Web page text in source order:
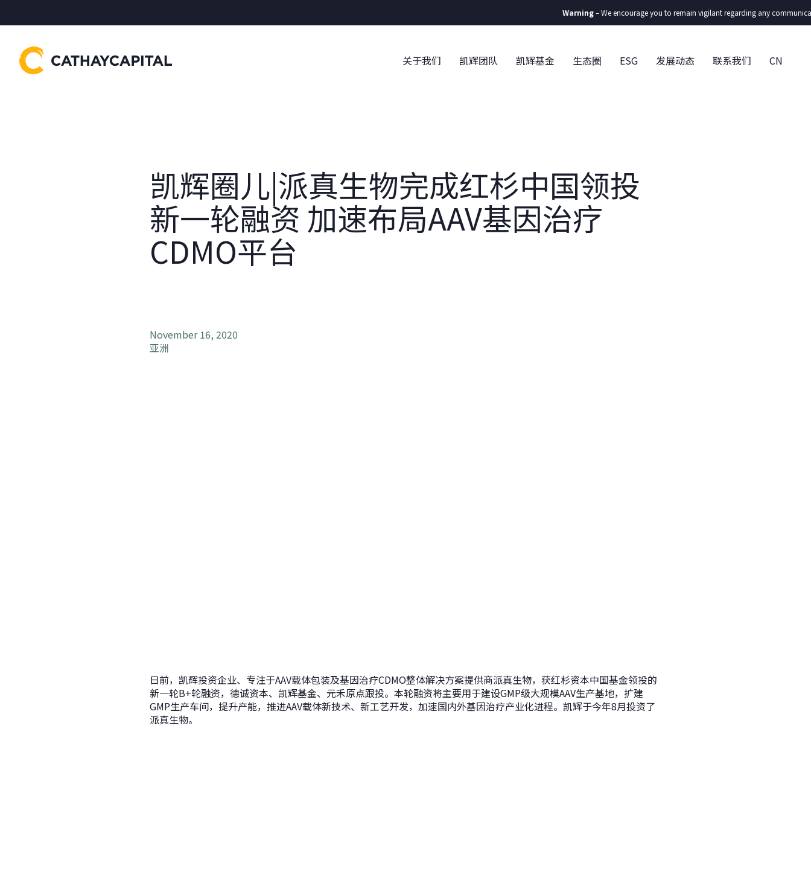
– We encourage you to remain vigilant regarding any communication you
关于我们 凯辉团队 凯辉基金 生态圈 ESG 发展动态 联系我们 CN
凯辉圈儿|派真生物完成红杉中国领投
新一轮融资 加速布局AAV基因治疗
CDMO平台
November 16, 2020
亚洲
日前，凯辉投资企业、专注于AAV载体包装及基因治疗CDMO整体解决方案提供商派真生物，获红杉资本中国基金领投的
新一轮B+轮融资，德诚资本、凯辉基金、元禾原点跟投。本轮融资将主要用于建设GMP级大规模AAV生产基地，扩建
GMP生产车间，提升产能，推进AAV载体新技术、新工艺开发，加速国内外基因治疗产业化进程。凯辉于今年8月投资了
派真生物。